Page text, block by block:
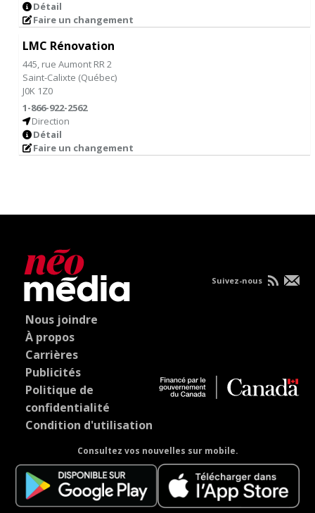
Détail
Faire un changement
LMC Rénovation
445, rue Aumont RR 2
Saint-Calixte (Québec)
J0K 1Z0
1-866-922-2562
Direction
Détail
Faire un changement
Nous joindre
À propos
Carrières
Publicités
Politique de
confidentialité
Condition d'utilisation
Consultez vos nouvelles sur mobile.
Suivez-nous